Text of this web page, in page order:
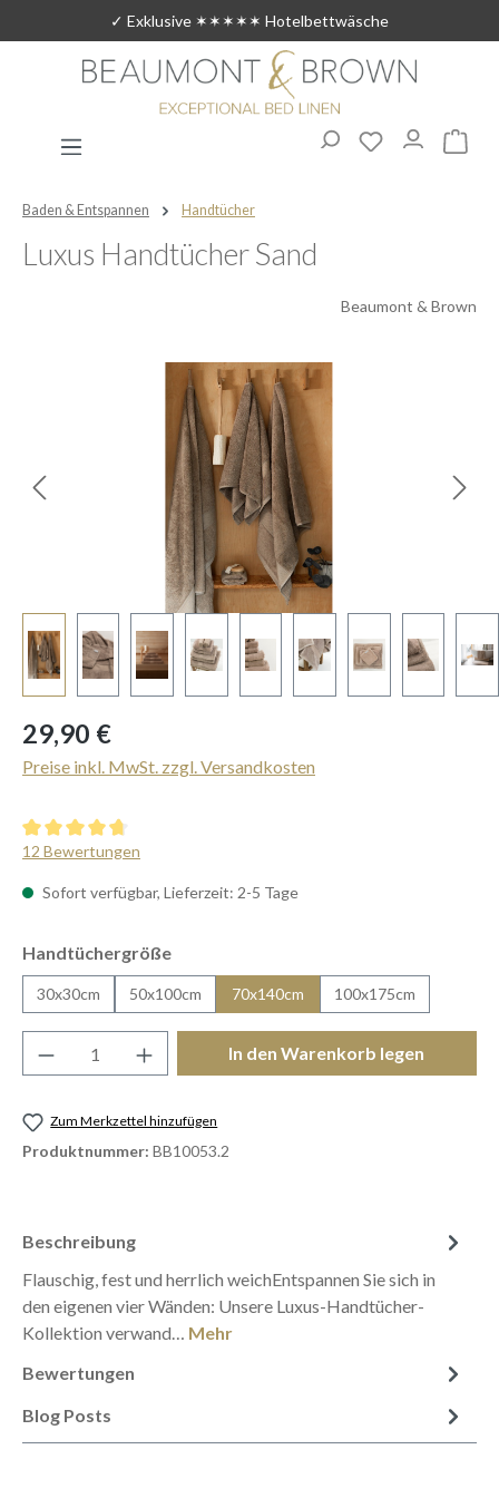
Zum Hauptinhalt springen✓ Exklusive ✶✶✶✶✶ Hotelbettwäsche
Du hast 0
Baden & Entspannen Handtücher
Luxus Handtücher Sand
Beaumont & Brown
Bildergalerie überspringen
Regulärer Preis:
29,90 €
Preise inkl. MwSt. zzgl. Versandkosten
Durchschnittliche Bewertung von 4.83 von 5 Sternen
12 Bewertungen
Sofort verfügbar, Lieferzeit: 2-5 Tage
Handtüchergrößeauswählen
30x30cm 50x100cm 70x140cm 100x175cm
Produkt Anzahl: Gib den gewünschten
In den Warenkorb legen
Zum Merkzettel hinzufügen
Produktnummer: BB10053.2
Beschreibung
Flauschig, fest und herrlich weichEntspannen Sie sich in
den eigenen vier Wänden: Unsere Luxus-Handtücher-
Kollektion verwand… Mehr
Bewertungen
Blog Posts